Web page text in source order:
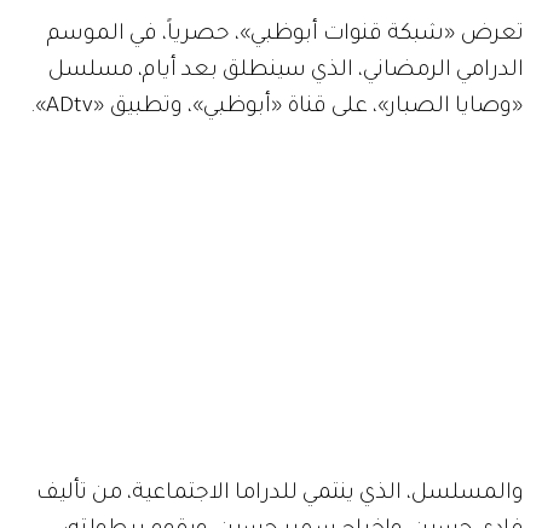
تعرض «شبكة قنوات أبوظبي»، حصرياً، في الموسم
الدرامي الرمضاني، الذي سينطلق بعد أيام، مسلسل
«وصايا الصبار»، على قناة «أبوظبي»، وتطبيق «ADtv».
والمسلسل، الذي ينتمي للدراما الاجتماعية، من تأليف